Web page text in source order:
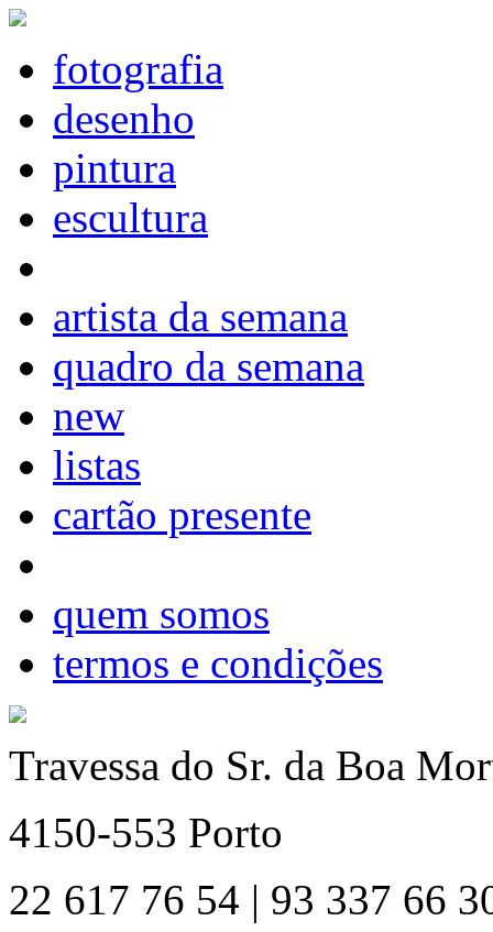
fotografia
desenho
pintura
escultura
artista da semana
quadro da semana
new
listas
cartão presente
quem somos
termos e condições
Travessa do Sr. da Boa
4150-553 Porto
22 617 76 54 | 93 337 66